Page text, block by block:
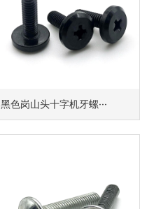
黑色岗山头十字机牙螺···